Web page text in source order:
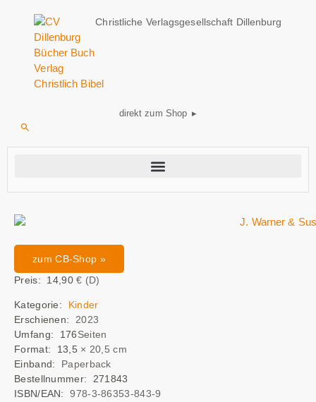
Christliche Verlagsgesellschaft Dillenburg
direkt zum Shop ▸
zum CB-Shop »
Preis: 14,90€ (D)
Kategorie: Kinder
Erschienen: 2023
Umfang: 176Seiten
Format: 13,5 × 20,5 cm
Einband: Paperback
Bestellnummer: 271843
ISBN/EAN:978-3-86353-843-9